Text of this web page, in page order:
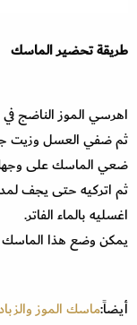
طريقة تحضير الماسك
اهرسي الموز الناضج في
ثم ضفي العسل وزيت
ضعي الماسك على
ثم اتركيه حتى يجف لمدة 15
اغسليه بالماء الفاتر.
يمكن وضع هذا الماسك
أيضاً:ماسك الموز